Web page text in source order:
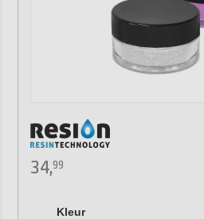
34,99
Kleur